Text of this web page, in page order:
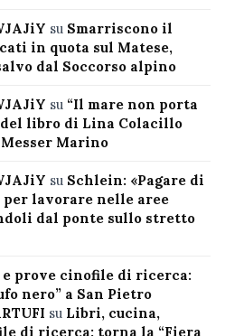
su Smarriscono il
in quota sul Matese,
dal Soccorso alpino
su “Il mare non porta
libro di Lina Colacillo
Marino
su Schlein: «Pagare di
lavorare nelle aree
dal ponte sullo stretto
prove cinofile di ricerca:
nero” a San Pietro
su Libri, cucina,
di ricerca: torna la “Fiera